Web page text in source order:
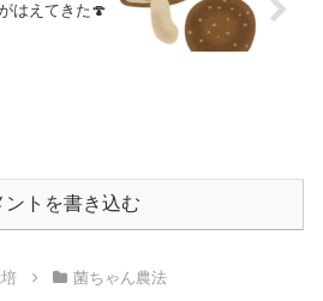
はえてきた🍄
ントを書き込む
菌ちゃん農法